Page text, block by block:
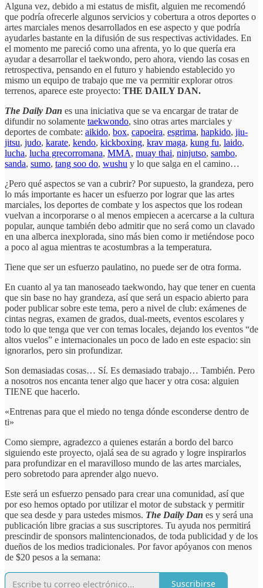
Alguna vez, debido a mi estatus de misfit, alguien me recomendó
que podría ofrecerle algunos servicios y cobertura a otros deportes o
artes marciales menos desarrollados en ese aspecto y que podría
ayudarles bastante en la difusión de sus respectivas actividades. En
el momento me pareció como una afrenta, yo lo que quería era
ayudar a desarrollar el taekwondo, pero ahora, viendo las cosas en
retrospectiva, pensando en el futuro y habiendo establecido yo
mismo un equipo de trabajo que me va permitir explorar otros
terrenos, aparece este proyecto: THE DAILY DAN.
The Daily Dan es una iniciativa que se va encargar de tratar de
difundir no solamente taekwondo, sino otras artes marciales y
deportes de combate: aikido, box, capoeira, esgrima, hapkido, jiu-
jitsu, judo, karate, kendo, kickboxing, krav maga, kung fu, laido,
lucha, lucha grecorromana, MMA, muay thai, ninjutso, sambo,
sanda, sumo, tang soo do, wushu y lo que salga en el camino…
¿Pero qué aspectos se van a cubrir? Por supuesto, la grandeza, pero
lo más importante es hacer un esfuerzo por lograr que las artes
marciales, los deportes de combate y los aspectos que los rodean
vuelvan a incorporarse o al menos empiecen a acercarse a la cultura
popular, aunque también debo admitir que no será como un clavado
en una alberca inexplorada, sino más bien como ir metiéndose poco
a poco al agua mientras te acostumbras a la temperatura.
Tiene que ser un esfuerzo paulatino, no puede ser de otra forma.
En cuanto al ya tan manoseado taekwondo, hay que tener en cuenta
que sin base no hay grandeza, así que será un espacio abierto para
poder publicar sobre este tema, pero a nivel de club: exámenes de
cintas negras, examen de grados, dual-meets, eventos escolares y
todo lo que tenga que ver con temas locales, dejando los eventos “de
altos vuelos” e internacionales un poco de lado en este espacio: sin
ignorarlos, pero sin profundizar.
Son demasiadas cosas… Sí. Es demasiado trabajo… También. Pero
a nosotros nos encanta tener algo que hacer y otra cosa: alguien
TIENE que hacerlo.
«Entrenas para que el miedo no tenga dónde esconderse dentro de
ti»
Como siempre, agradezco a quienes estarán a bordo del barco
siguiendo este proyecto, ojalá sea de su agrado y logre inspirarlos
para profundizar en el maravilloso mundo de las artes marciales,
pero sobretodo para aprender algo nuevo.
Este será un esfuerzo pensado para crear una comunidad, así que
por eso hemos optado por utilizar el motor de substack y permitir
que sea desde y para ustedes mismos. The Daily Dan es y será una
publicación libre gracias a sus suscriptores. Tu ayuda nos permitirá
prescindir de sponsors malintencionados, de toda publicidad y de los
dueños de los medios tradicionales. Por favor apóyanos con menos
de $20 pesos a la semana:
Suscribirse